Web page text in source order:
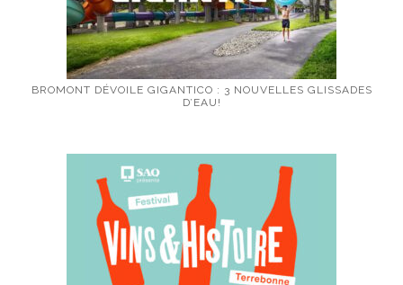
BROMONT DÉVOILE GIGANTICO : 3 NOUVELLES GLISSADES
D’EAU!